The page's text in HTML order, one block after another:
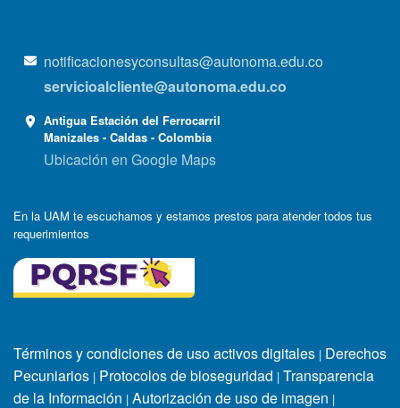
notificacionesyconsultas@autonoma.edu.co
servicioalcliente@autonoma.edu.co
Antigua Estación del Ferrocarril
Manizales - Caldas - Colombia
Ubicación en Google Maps
En la UAM te escuchamos y estamos prestos para atender todos tus
requerimientos
Términos y condiciones de uso activos digitales | Derechos
Pecuniarios | Protocolos de bioseguridad | Transparencia
de la Información | Autorización de uso de imagen |